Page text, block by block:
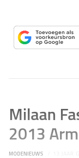
Milaan
2013
MODENIEUWS